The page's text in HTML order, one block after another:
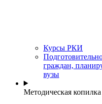
Курсы РКИ
граждан,
вузы
Методическая копилка